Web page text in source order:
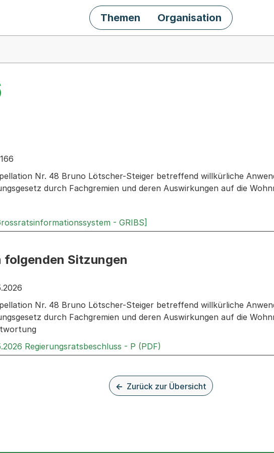
Themen Organisation
Geschäft
Nr. 48 Bruno Lötscher-Steiger betreffend willkürliche
durch Fachgremien und deren Auswirkungen auf die
- GRIBS]
folgenden Sitzungen
Sitzungen: Informationen zu den Sitzungen zum Geschäft
Nr. 48 Bruno Lötscher-Steiger betreffend willkürliche
durch Fachgremien und deren Auswirkungen auf die
Regierungsratsbeschluss - P (PDF)
Zurück zur Übersicht